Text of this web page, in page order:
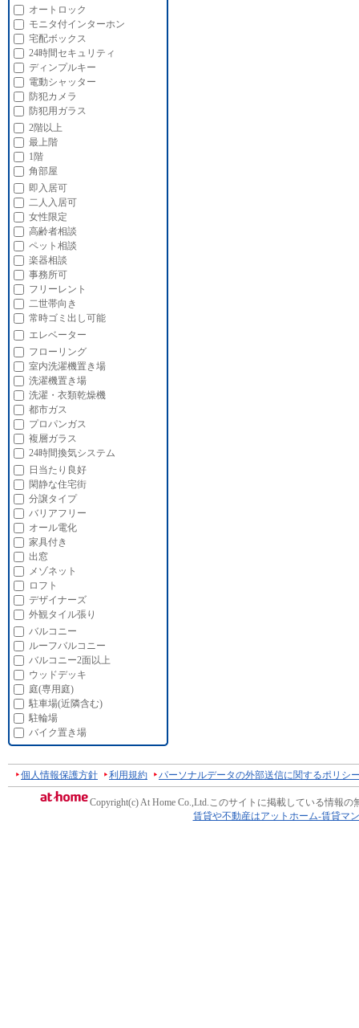
オートロック
モニタ付インターホン
宅配ボックス
24時間セキュリティ
ディンプルキー
電動シャッター
防犯カメラ
防犯用ガラス
2階以上
最上階
1階
角部屋
即入居可
二人入居可
女性限定
高齢者相談
ペット相談
楽器相談
事務所可
フリーレント
二世帯向き
常時ゴミ出し可能
エレベーター
フローリング
室内洗濯機置き場
洗濯機置き場
洗濯・衣類乾燥機
都市ガス
プロパンガス
複層ガラス
24時間換気システム
日当たり良好
閑静な住宅街
分譲タイプ
バリアフリー
オール電化
家具付き
出窓
メゾネット
ロフト
デザイナーズ
外観タイル張り
バルコニー
ルーフバルコニー
バルコニー2面以上
ウッドデッキ
庭(専用庭)
駐車場(近隣含む)
駐輪場
バイク置き場
個人情報保護方針 利用規約 パーソナルデータの外部送信に関するポリシ
Copyright(c) At Home Co.,Ltd.このサイトに掲載している情報の
賃貸や不動産はアットホーム-賃貸マ